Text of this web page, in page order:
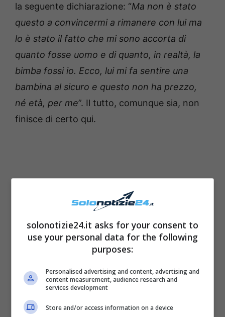
la seguente dichiarazione: “Ma non è stato
questo a convincermi a rimanere con lui ma
lo è stato il fatto che mi sono accorta di
quanto fosse uomo e di quanto, in realtà, la
bimba fossi io. Ecco, lui mi fa sentire una
bambina al sicuro e questo non ha prezzo,
né età, per me”. Il tutto, comunque sia, non
finisce di certo qui.
solonotizie24.it asks for your consent to
use your personal data for the following
purposes:
Personalised advertising and content, advertising and
content measurement, audience research and
services development
Store and/or access information on a device